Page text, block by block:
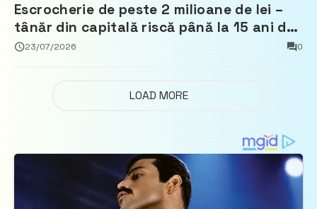
Escrocherie de peste 2 milioane de lei –
tânăr din capitală riscă până la 15 ani de
închisoare
23/07/2026 0
LOAD MORE